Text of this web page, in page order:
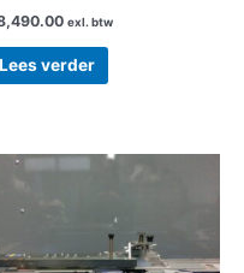
exl. btw
Lees verder